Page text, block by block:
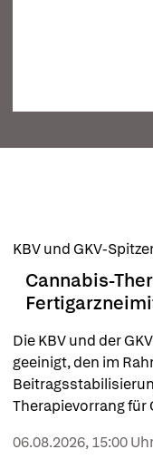
Cannabis-
Die KBV und der
geeinigt, den im
Therapievorrang
Fertigarzneimittel
KBV und GKV-
06.08.2026, 15:00